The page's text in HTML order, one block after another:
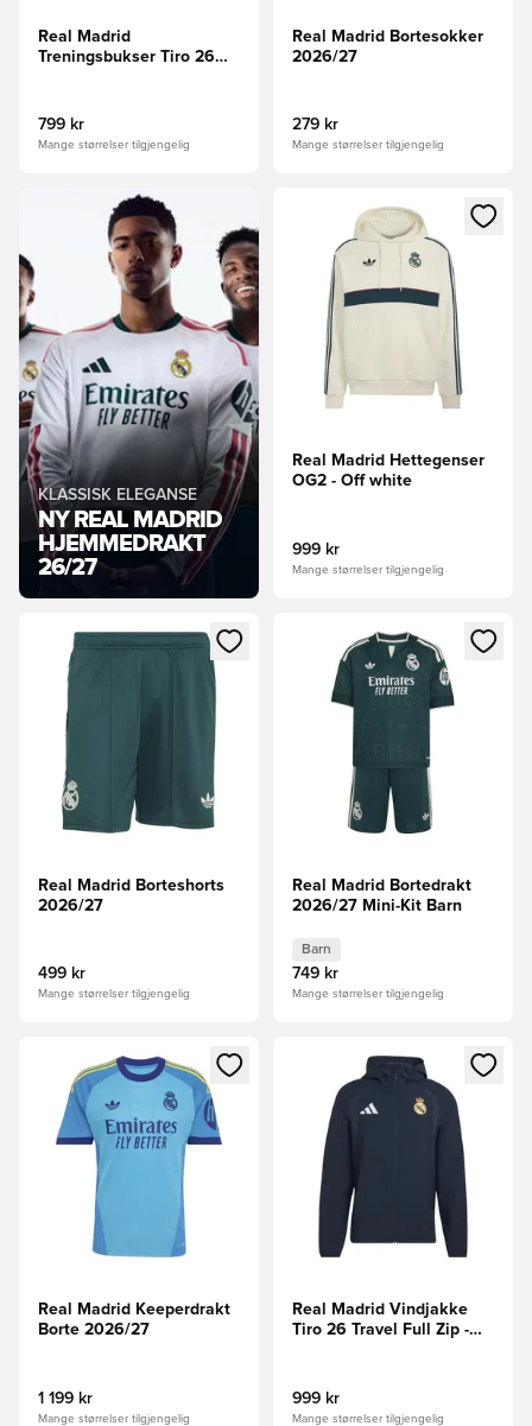
Real Madrid
Treningsbukser Tiro 26
799 kr
Mange størrelser tilgjengelig
Real Madrid Bortesokker
2026/27
279 kr
Mange størrelser tilgjengelig
KLASSISK ELEGANSE
NY REAL MADRID
HJEMMEDRAKT
26/27
Åpner en Modal for å logge
Real Madrid Hettegenser
OG2 - Off white
999 kr
Mange størrelser tilgjengelig
Åpner en Modal for å logge inn eller registrere deg som
Real Madrid Borteshorts
2026/27
499 kr
Mange størrelser tilgjengelig
Åpner en Modal for å logge
Real Madrid Bortedrakt
2026/27 Mini-Kit Barn
Barn
749 kr
Mange størrelser tilgjengelig
Åpner en Modal for å logge inn eller registrere deg som
Real Madrid Keeperdrakt
Borte 2026/27
1 199 kr
Mange størrelser tilgjengelig
Åpner en Modal for å logge
Real Madrid Vindjakke
Tiro 26 Travel Full Zip -
999 kr
Mange størrelser tilgjengelig